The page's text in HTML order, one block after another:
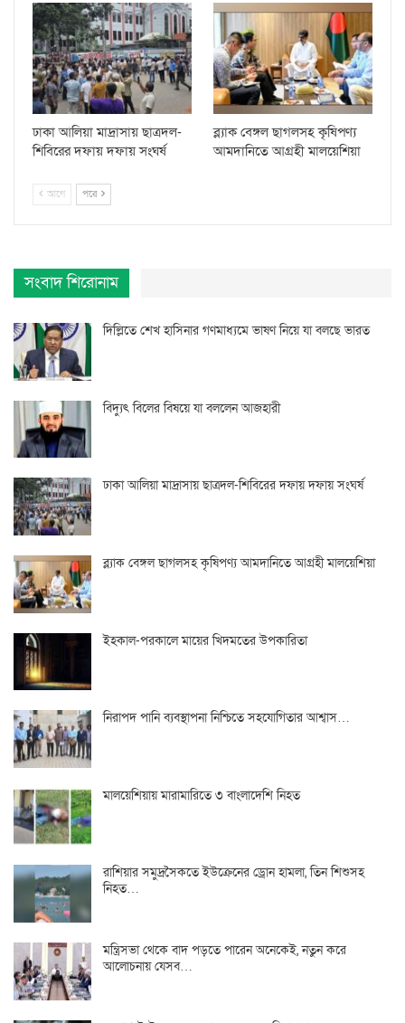
ঢাকা আলিয়া মাদ্রাসায় ছাত্রদল-
শিবিরের দফায় দফায় সংঘর্ষ
ব্ল্যাক বেঙ্গল ছাগলসহ কৃষিপণ্য
আমদানিতে আগ্রহী মালয়েশিয়া
আগে পরে
সংবাদ শিরোনাম
দিল্লিতে শেখ হাসিনার গণমাধ্যমে ভাষণ নিয়ে যা বলছে ভারত
বিদ্যুৎ বিলের বিষয়ে যা বললেন আজহারী
ঢাকা আলিয়া মাদ্রাসায় ছাত্রদল-শিবিরের দফায় দফায় সংঘর্ষ
ব্ল্যাক বেঙ্গল ছাগলসহ কৃষিপণ্য আমদানিতে আগ্রহী মালয়েশিয়া
ইহকাল-পরকালে মায়ের খিদমতের উপকারিতা
নিরাপদ পানি ব্যবস্থাপনা নিশ্চিতে সহযোগিতার আশ্বাস…
মালয়েশিয়ায় মারামারিতে ৩ বাংলাদেশি নিহত
রাশিয়ার সমুদ্রসৈকতে ইউক্রেনের ড্রোন হামলা, তিন শিশুসহ
নিহত…
মন্ত্রিসভা থেকে বাদ পড়তে পারেন অনেকেই, নতুন করে
আলোচনায় যেসব…